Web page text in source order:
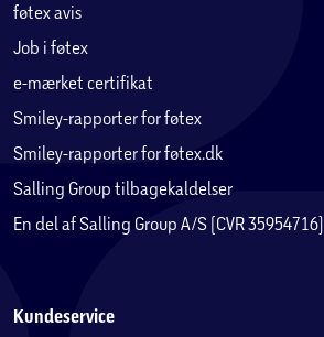
føtex avis
Job i føtex
e-mærket certifikat
Smiley-rapporter for føtex
Smiley-rapporter for føtex.dk
Salling Group tilbagekaldelser
En del af Salling Group A/S (CVR 35954716)
Kundeservice